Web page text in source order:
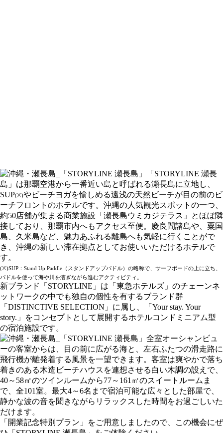
「STORYLINE 瀬長
島」は那覇空港から一番近い島と呼ばれる瀬長島に立地し、
SUP(※)やビーチヨガを愉しめる遠浅の天然ビーチが目の前のビ
ーチフロントのホテルです。沖縄の人気観光スポットの一つ、
約50店舗が集まる商業施設「瀬長島ウミカジテラス」とほぼ隣
接しており、那覇市内へもアクセス至便。慶良間諸島や、粟国
島、久米島など、魅力あふれる離島へも気軽に行くことがで
き、沖縄の新しい滞在拠点としてお使いいただけるホテルで
す。
(※)SUP：Stand Up Paddle（スタンドアップパドル）の略称で、サーフボードの上に立ち、
パドルを使って海や川を漕ぎながら進むアクティビティ。
新ブランド「STORYLINE」は「東急ホテルズ」のチェーンネ
ットワークの中でも独自の個性を有するブランド群
「DISTINCTIVE SELECTION」に属し、「Your stay. Your
story.」をコンセプトとして展開するホテルコンドミニアム型
の宿泊施設です。
全室オーシャンビュ
ーの客室からは、目の前に広がる海と、左右ふたつの滑走路に
飛行機が離発着する風景を一望できます。客室は爽やかで落ち
着きのある木造ビーチハウスを連想させる白い木調の設えで、
40～58㎡のツインルームから77～161㎡のスイートルームま
で、全101室。最大4～6名まで宿泊可能な広々とした部屋で、
静かな波の音を聞きながらリラックスした時間をお過ごしいた
だけます。
「開業記念特別プラン」をご用意しましたので、この機会にぜ